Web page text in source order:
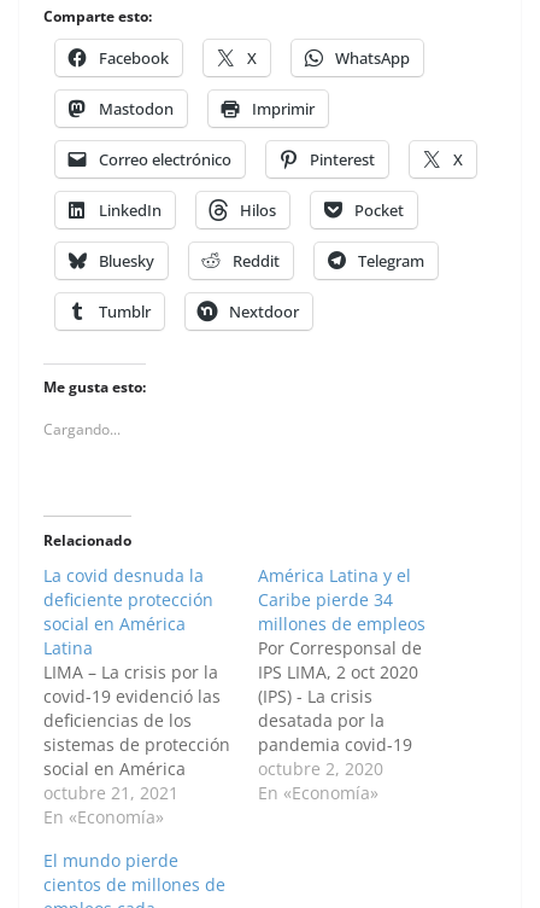
Comparte esto:
Facebook X WhatsApp
Mastodon Imprimir
Correo electrónico Pinterest X
LinkedIn Hilos Pocket
Bluesky Reddit Telegram
Tumblr Nextdoor
Me gusta esto:
Cargando...
Relacionado
La covid desnuda la
deficiente protección
social en América
Latina
LIMA – La crisis por la
covid-19 evidenció las
deficiencias de los
sistemas de protección
social en América
Latina y el Caribe, y
colocó en la agenda
mejorar su cobertura,
suficiencia y
octubre 21, 2021
En «Economía»
América Latina y el
Caribe pierde 34
millones de empleos
Por Corresponsal de
IPS LIMA, 2 oct 2020
(IPS) - La crisis
desatada por la
pandemia covid-19
provocó la pérdida de
34 millones de
octubre 2, 2020
En «Economía»
El mundo pierde
cientos de millones de